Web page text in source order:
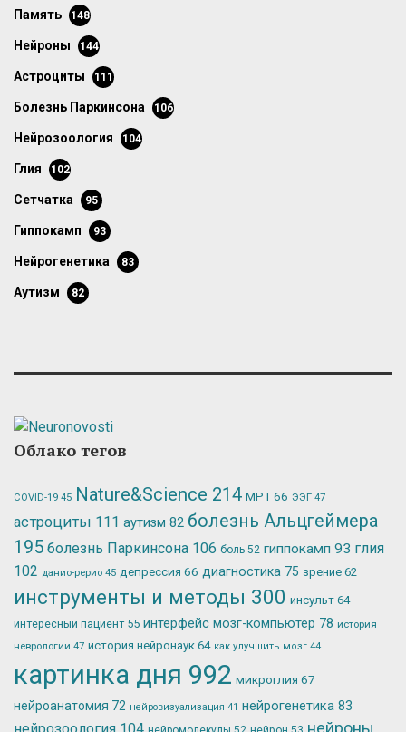
память 148
нейроны 144
астроциты 111
болезнь Паркинсона 106
нейрозоология 104
глия 102
сетчатка 95
гиппокамп 93
нейрогенетика 83
аутизм 82
Облако тегов
COVID-19 45 Nature&Science 214 МРТ66 ЭЭГ 47
астроциты 111 аутизм 82 болезнь Альцгеймера
195 болезнь Паркинсона 106 боль 52 гиппокамп 93 глия
102 данио-рерио 45 депрессия 66 диагностика 75 зрение 62
инструменты и методы 300 инсульт 64
интересный пациент 55 интерфейс мозг-компьютер 78 история
неврологии 47 история нейронаук 64 как улучшить мозг 44
картинка дня 992 микроглия 67
нейроанатомия 72 нейровизуализация 41 нейрогенетика 83
нейроны